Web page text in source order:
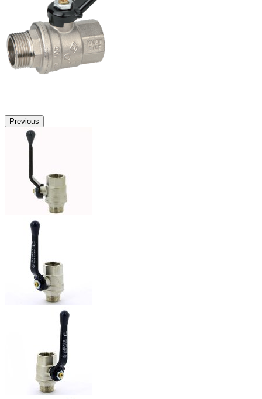
Previous